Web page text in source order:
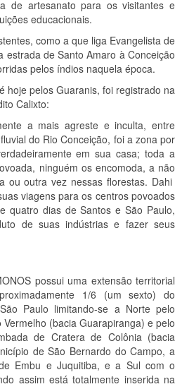
de artesanato para os visitantes e
educacionais.
como a que liga Evangelista de
estrada de Santo Amaro à Conceição
pelos índios naquela época.
hoje pelos Guaranis, foi registrado na
Calixto:
a mais agreste e inculta, entre
do Rio Conceição, foi a zona por
em sua casa; toda a
ninguém os encomoda, a não
ou outra vez nessas florestas. Dahi
viagens para os centros povoados
quatro dias de Santos e São Paulo,
de suas indústrias e fazer seus
possui uma extensão territorial
1/6 (um sexto) do
Paulo limitando-se a Norte pelo
(bacia Guarapiranga) e pelo
de Cratera de Colônia (bacia
de São Bernardo do Campo, a
Embu e Juquitiba, e a Sul com o
assim está totalmente inserida na